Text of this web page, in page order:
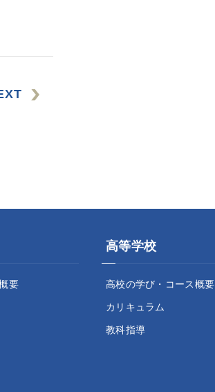
要
高等学校
高校の学び・コース概要
カリキュラム
教科指導